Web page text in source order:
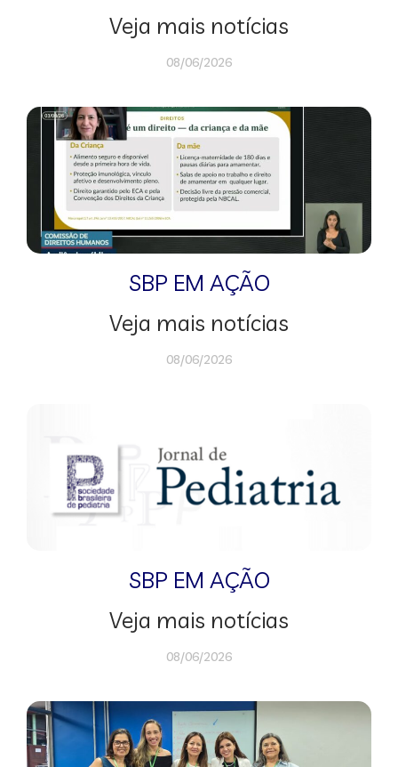
Veja mais notícias
08/06/2026
SBP EM AÇÃO
Veja mais notícias
08/06/2026
SBP EM AÇÃO
Veja mais notícias
08/06/2026